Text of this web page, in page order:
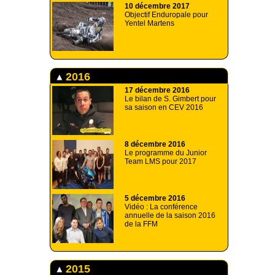
10 décembre 2017
Objectif Enduropale pour
Yentel Martens
2016
17 décembre 2016
Le bilan de S. Gimbert pour
sa saison en CEV 2016
8 décembre 2016
Le programme du Junior
Team LMS pour 2017
5 décembre 2016
Vidéo : La conférence
annuelle de la saison 2016
de la FFM
2015